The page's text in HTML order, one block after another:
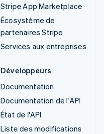
Stripe App Marketplace
Écosystème de
partenaires Stripe
Services aux entreprises
Développeurs
Documentation
Documentation de l'API
État de l'API
Liste des modifications